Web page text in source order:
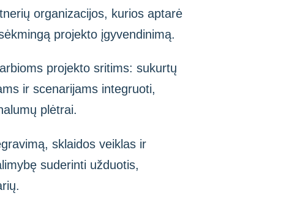
organizacijos, kurios aptarė
projekto įgyvendinimą.
projekto sritims: sukurtų
ir scenarijams integruoti,
plėtrai.
sklaidos veiklas ir
suderinti užduotis,